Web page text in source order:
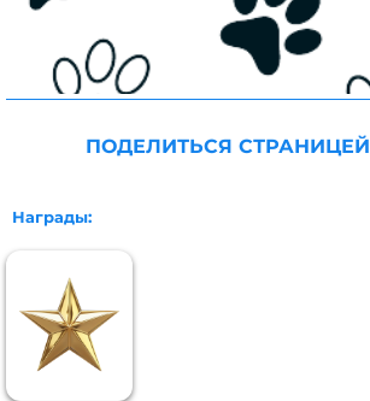
ПОДЕЛИТЬСЯ СТРАНИЦЕЙ
Награды: